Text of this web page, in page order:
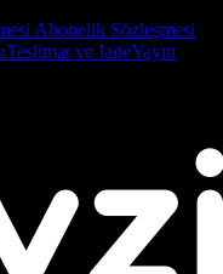
Abonelik Sözleşmesi
Teslimat ve İadeYayın